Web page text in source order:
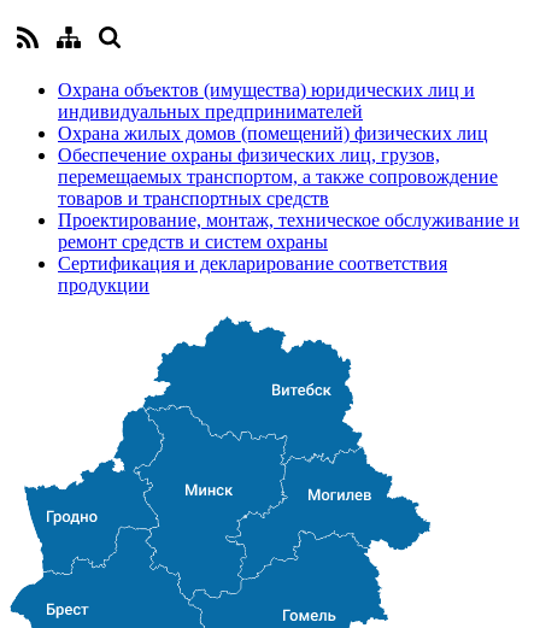
Охрана объектов (имущества) юридических лиц и
индивидуальных предпринимателей
Охрана жилых домов (помещений) физических лиц
Обеспечение охраны физических лиц, грузов,
перемещаемых транспортом, а также сопровождение
товаров и транспортных средств
Проектирование, монтаж, техническое обслуживание и
ремонт средств и систем охраны
Сертификация и декларирование соответствия
продукции